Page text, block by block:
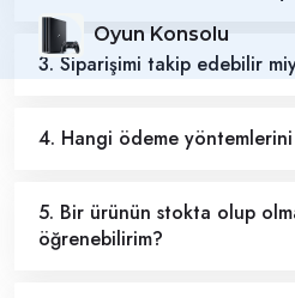
Oyun Konsolu
3. Siparişimi takip edebilir
4. Hangi ödeme
5. Bir ürünün stokta olup
öğrenebilirim?